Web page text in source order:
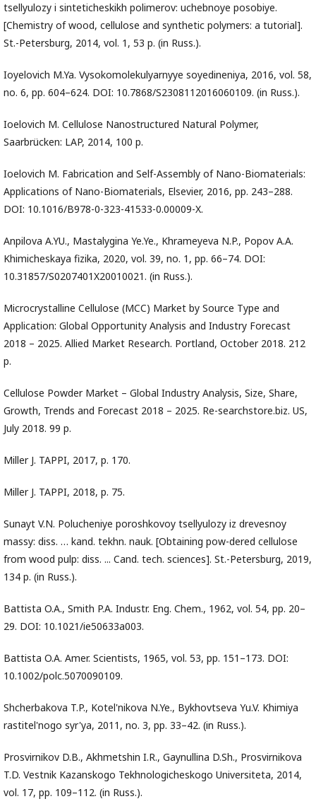
tsellyulozy i sinteticheskikh polimerov: uchebnoye posobiye.
[Chemistry of wood, cellulose and synthetic polymers: a tutorial].
St.-Petersburg, 2014, vol. 1, 53 p. (in Russ.).
Ioyelovich M.Ya. Vysokomolekulyarnyye soyedineniya, 2016, vol. 58,
no. 6, pp. 604–624. DOI: 10.7868/S2308112016060109. (in Russ.).
Ioelovich M. Cellulose Nanostructured Natural Polymer,
Saarbrücken: LAP, 2014, 100 р.
Ioelovich M. Fabrication and Self-Assembly of Nano-Biomaterials:
Applications of Nano-Biomaterials, Elsevier, 2016, pp. 243–288.
DOI: 10.1016/B978-0-323-41533-0.00009-X.
Anpilova A.YU., Mastalygina Ye.Ye., Khrameyeva N.P., Popov A.A.
Khimicheskaya fizika, 2020, vol. 39, no. 1, pp. 66–74. DOI:
10.31857/S0207401X20010021. (in Russ.).
Microcrystalline Cellulose (MCC) Market by Source Type and
Application: Global Opportunity Analysis and Industry Forecast
2018 – 2025. Allied Market Research. Portland, October 2018. 212
p.
Cellulose Powder Market – Global Industry Analysis, Size, Share,
Growth, Trends and Forecast 2018 – 2025. Re-searchstore.biz. US,
July 2018. 99 p.
Miller J. TAPPI, 2017, p. 170.
Miller J. TAPPI, 2018, p. 75.
Sunayt V.N. Polucheniye poroshkovoy tsellyulozy iz drevesnoy
massy: diss. … kand. tekhn. nauk. [Obtaining pow-dered cellulose
from wood pulp: diss. ... Cand. tech. sciences]. St.-Petersburg, 2019,
134 p. (in Russ.).
Battista O.A., Smith P.A. Industr. Eng. Сhem., 1962, vol. 54, pp. 20–
29. DOI: 10.1021/ie50633a003.
Battista O.A. Amer. Scientists, 1965, vol. 53, pp. 151–173. DOI:
10.1002/polc.5070090109.
Shcherbakova T.P., Kotel'nikova N.Ye., Bykhovtseva Yu.V. Khimiya
rastitel'nogo syr'ya, 2011, no. 3, pp. 33–42. (in Russ.).
Prosvirnikov D.B., Akhmetshin I.R., Gaynullina D.Sh., Prosvirnikova
T.D. Vestnik Kazanskogo Tekhnologicheskogo Universiteta, 2014,
vol. 17, pp. 109–112. (in Russ.).